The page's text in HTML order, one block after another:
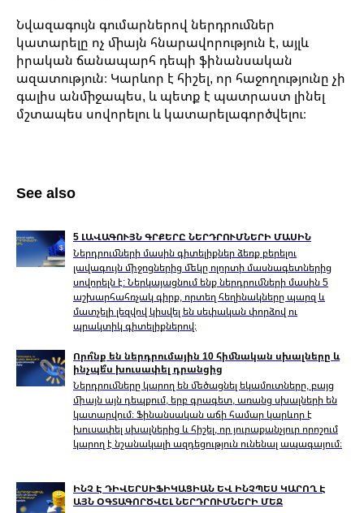
Նվազագույն գումարներով ներդրումներ
կատարելը ոչ միայն հնարավորություն է, այլև
իրական ճանապարհ դեպի ֆինանսական
ազատություն։ Կարևոր է հիշել, որ հաջողությունը չի
գալիս անմիջապես, և պետք է պատրաստ լինել
մշտապես սովորելու և կատարելագործվելու։
See also
5 ԼԱՎԱԳՈՒՅՆ ԳՐՔԵՐԸ ՆԵՐԴՐՈՒՄՆԵՐԻ ՄԱՍԻՆ
Ներդրումների մասին գիտելիքներ ձեռք բերելու
լավագույն միջոցներից մեկը ոլորտի մասնագետներից
սովորելն է: Ներկայացնում ենք ներդրումների մասին 5
աշխարհահռչակ գիրք, որտեղ հեղինակները պարզ և
մատչելի լեզվով կիսվել են սեփական փորձով ու
պրակտիկ գիտելիքներով։
Որո՞նք են ներդրումային 10 հիմնական սխալները և
ինչպե՞ս խուսափել դրանցից
Ներդրումները կարող են մեծացնել եկամուտները, բայց
միայն այն դեպքում, երբ գրագետ, առանց սխալների են
կատարվում։ Ֆինանսական աճի համար կարևոր է
խուսափել սխալներից և հիշել, որ յուրաքանչյուր որոշում
կարող է նշանակալի ազդեցություն ունենալ ապագայում։
ԻՆՉ Է ԴԻՎԵՐՍԻՖԻԿԱՑԻԱՆ ԵՎ ԻՆՉՊԵՍ ԿԱՐՈՂ Է
ԱՅՆ ՕԳՏԱԳՈՐԾՎԵԼ ՆԵՐԴՐՈՒՄՆԵՐԻ ՄԵՋ